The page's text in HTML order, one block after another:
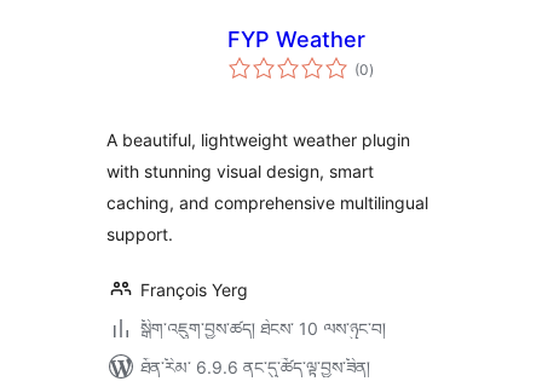
FYP Weather
(0གདེང་
འཇོག་
)
A beautiful, lightweight weather plugin
with stunning visual design, smart
caching, and comprehensive multilingual
support.
François Yerg
སྒྲིག་འཇུག་བྱས་ཚད། ཐེངས་ 10 ལས་ཉུང་བ།
ཐོན་རིམ་ 6.9.6 ནང་དུ་ཚོད་ལྟ་བྱས་ཟིན།